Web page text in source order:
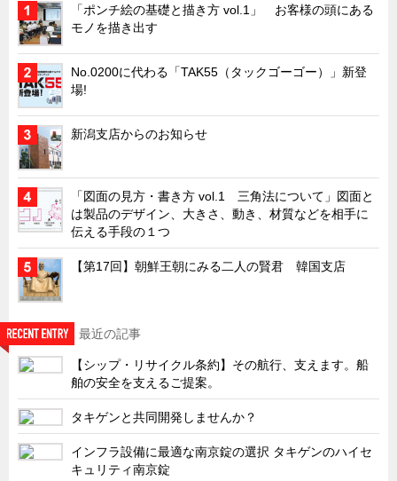
ズバッとお悩み解決 テクニカル Q and A
瀧源点回帰
光る技術！未来へのモノづくり
ちょっとユニークなお客様
ビジサスニュース
ECOLOGY NEWS SCRAMBLE
わが街わが支店
支店所在地（歴史探訪）
ニッポン再発見
あれこれWATCH
４コマ漫画 のんきなのんちゃん
CATEGORY タキゲンinfo.
展示会情報／出展告知
展示会情報／報告レポート
「ポンチ絵の基礎と描き方 vol.1」 お客様の頭にある
モノを描き出す
No.0200に代わる「TAK55（タックゴーゴー）」新登
場!
新潟支店からのお知らせ
「図面の見方・書き方 vol.1 三角法について」図面と
は製品のデザイン、大きさ、動き、材質などを相手に
伝える手段の１つ
【第17回】朝鮮王朝にみる二人の賢君 韓国支店
最近の記事
【シップ・リサイクル条約】その航行、支えます。船
舶の安全を支えるご提案。
タキゲンと共同開発しませんか？
インフラ設備に最適な南京錠の選択 タキゲンのハイセ
キュリティ南京錠